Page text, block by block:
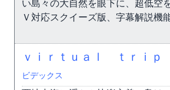
い島々の大自然を眼下に、超低空
Ｖ対応スクイーズ版、字幕解説機
ｖｉｒｔｕａｌ ｔｒｉｐ
ビデックス